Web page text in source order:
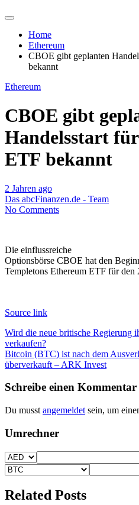
Home
Ethereum
CBOE gibt geplanten
bekannt
Ethereum
CBOE gibt
Handelsstart
ETF bekannt
2 Jahren ago
Das abcFinanzen.de - Team
No Comments
Die einflussreiche
Optionsbörse CBOE hat den
Templetons Ethereum ETF für den
Source link
Beitragsnavigation
Wird die neue britische Regierung
verkaufen?
Bitcoin (BTC) ist nach dem
überverkauft – ARK Invest
Schreibe einen Kommentar
Du musst angemeldet sein, um
Umrechner
Related Posts